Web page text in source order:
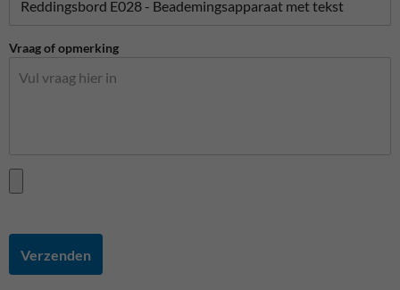
Vraag of opmerking
Verzenden